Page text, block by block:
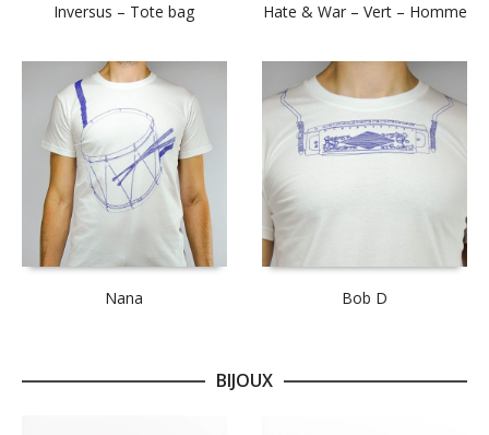
Inversus – Tote bag Hate & War – Vert – Homme
Nana Bob D
BIJOUX